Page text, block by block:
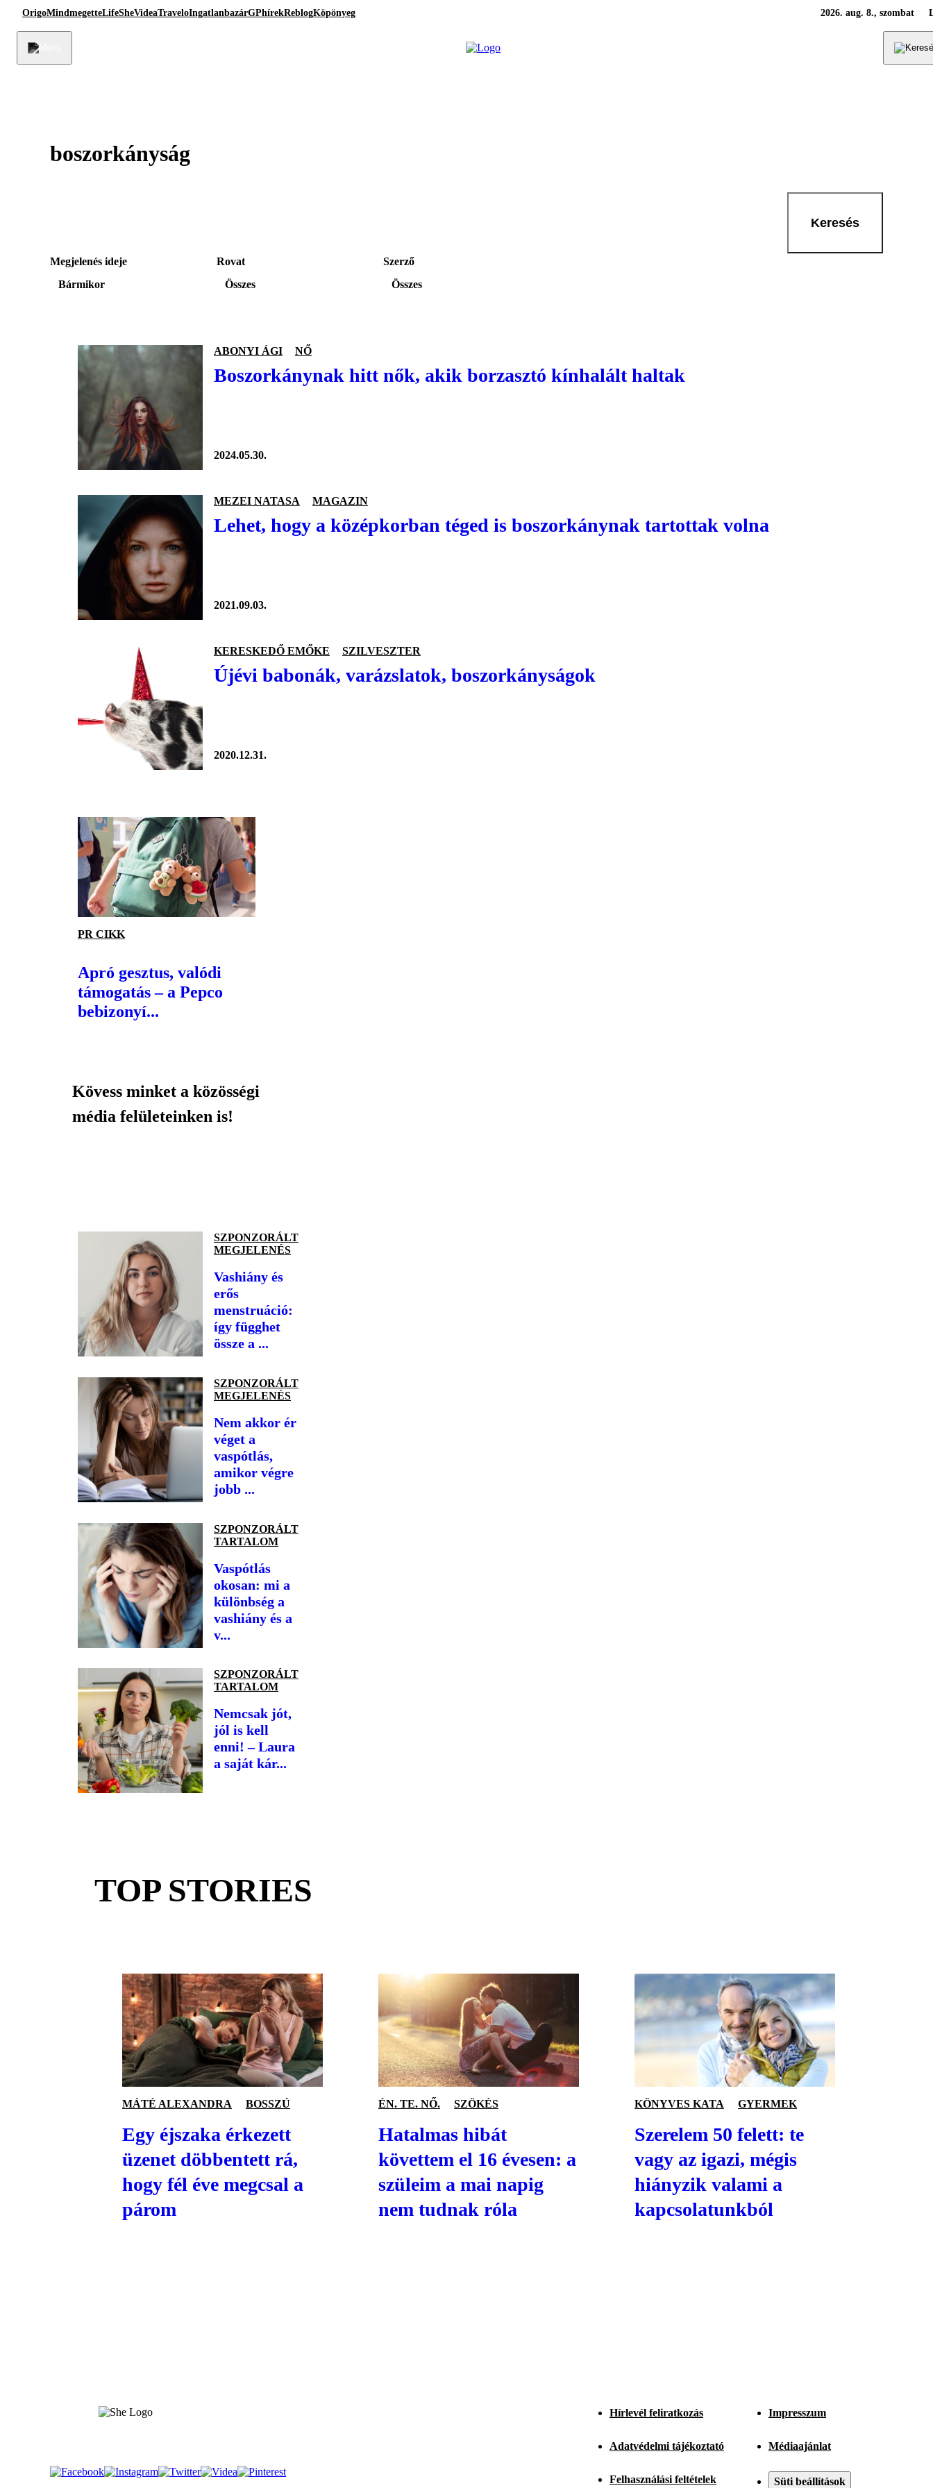
OrigoMindmegetteLifeSheVideaTraveloIngatlanbazárGPhírekReblogKöpönyeg 2026. aug. 8., szombat
boszorkányság
Keresés
Megjelenés ideje
Bármikor
Rovat
Összes
Szerző
Összes
ABONYI ÁGI NŐ
Boszorkánynak hitt nők, akik borzasztó kínhalált haltak
2024.05.30.
MEZEI NATASA MAGAZIN
Lehet, hogy a középkorban téged is boszorkánynak tartottak volna
2021.09.03.
KERESKEDŐ EMŐKE SZILVESZTER
Újévi babonák, varázslatok, boszorkányságok
2020.12.31.
PR CIKK
Apró gesztus, valódi
támogatás – a Pepco
bebizonyí...
Kövess minket a közösségi
média felületeinken is!
SZPONZORÁLT
MEGJELENÉS
Vashiány és
erős
menstruáció:
így függhet
össze a ...
SZPONZORÁLT
MEGJELENÉS
Nem akkor ér
véget a
vaspótlás,
amikor végre
jobb ...
SZPONZORÁLT
TARTALOM
Vaspótlás
okosan: mi a
különbség a
vashiány és a
v...
SZPONZORÁLT
TARTALOM
Nemcsak jót,
jól is kell
enni! – Laura
a saját kár...
TOP STORIES
MÁTÉ ALEXANDRA BOSSZÚ
Egy éjszaka érkezett
üzenet döbbentett rá,
hogy fél éve megcsal a
párom
ÉN. TE. NŐ. SZÖKÉS
Hatalmas hibát
követtem el 16 évesen: a
szüleim a mai napig
nem tudnak róla
KÖNYVES KATA GYERMEK
Szerelem 50 felett: te
vagy az igazi, mégis
hiányzik valami a
kapcsolatunkból
Hírlevél feliratkozás Impresszum
Adatvédelmi tájékoztató Médiaajánlat
Felhasználási feltételek Süti beállítások